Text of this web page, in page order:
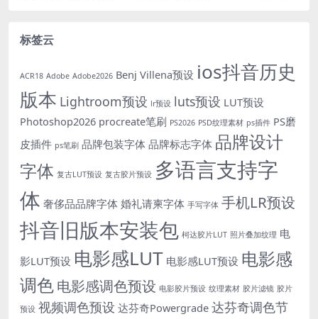
标签云
ACR18 Adobe Adobe2026 Benj Villena预设 ios抖音历史
版本 Lightroom预设 lr预设 luts预设 LUT预设
Photoshop2026 procreate笔刷 PS2026 PSD纹理素材 ps插件 PS磨
皮插件 ps笔刷 品牌包装字体 品牌标志字体 品牌设计
字体 复古LUT预设 复古胶片预设 多语言支持字
体 奢侈品品牌字体 婚礼请柬字体 手写字体 手机LR预设
抖音旧版本安装包 柯达胶片LUT 照片叠加纹理 电
影LUT预设 电影感LUT 电影感LUT预设 电影感
调色电影感调色预设 电影胶片预设 纹理素材 胶片滤镜 胶片
预设 视频调色预设 达芬奇Powergrade 达芬奇调色节